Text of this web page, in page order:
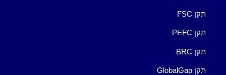
תקן FSC
תקן PEFC
תקן BRC
תקן GlobalGap